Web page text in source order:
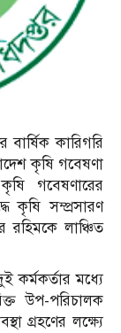
বার্ষিক কারিগরি
কৃষি গবেষণা
গবেষণারের
কৃষি সম্প্রসারণ
রহিমকে লাঞ্চিত
কর্মকর্তার মধ্যে
উপ-পরিচালক
গ্রহণের লক্ষ্যে